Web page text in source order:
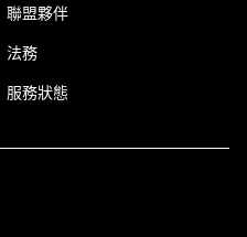
聯盟夥伴
法務
服務狀態